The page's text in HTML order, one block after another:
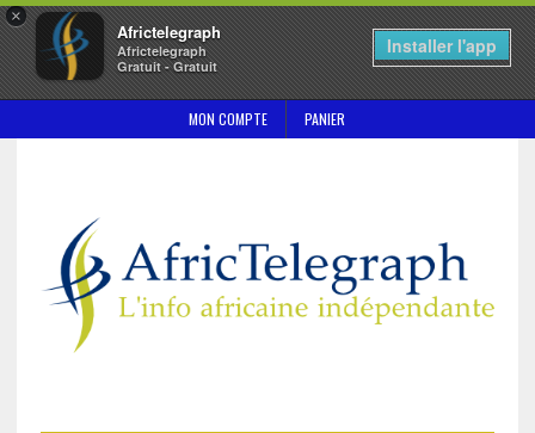
×
Africtelegraph
Africtelegraph
Gratuit - Gratuit
Installer l'app
MON COMPTE PANIER